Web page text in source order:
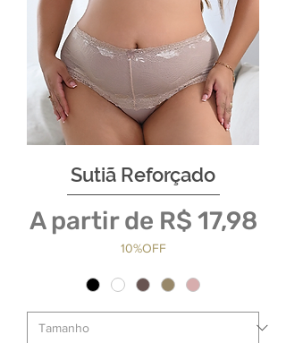
Sutiã Reforçado
A partir de R$ 17,98
Preço promocional
10%OFF